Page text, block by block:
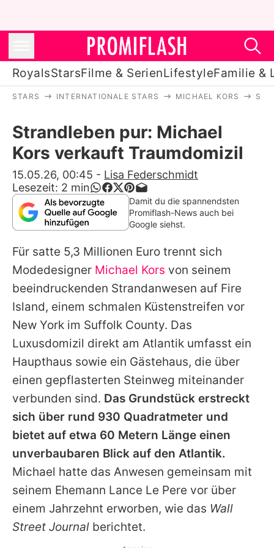
RoyalsStarsFilme & SerienLifestyleFamilie &
Stars
Filme & Serien
Lifestyle
Familie & Liebe
Alle Themen auf Promiflash
Jobs
App runterladen
Team
Redaktionelle Richtlinien
Impressum
Datenschutzerklärung
Nutzungsbedingungen
Utiq verwalten
STARS INTERNATIONALE STARS MICHAEL KORS
Strandleben pur: Michael
Kors verkauft Traumdomizil
15.05.26, 00:45 - Lisa Federschmidt
Lesezeit: 2 min
Damit du die spannendsten
Promiflash-News auch bei
Google siehst.
Für satte 5,3 Millionen Euro trennt sich
Modedesigner Michael Kors von seinem
beeindruckenden Strandanwesen auf Fire
Island, einem schmalen Küstenstreifen vor
New York im Suffolk County. Das
Luxusdomizil direkt am Atlantik umfasst ein
Haupthaus sowie ein Gästehaus, die über
einen gepflasterten Steinweg miteinander
verbunden sind. Das Grundstück erstreckt
sich über rund 930 Quadratmeter und
bietet auf etwa 60 Metern Länge einen
unverbaubaren Blick auf den Atlantik.
Michael hatte das Anwesen gemeinsam mit
seinem Ehemann Lance Le Pere vor über
einem Jahrzehnt erworben, wie das Wall
Street Journal berichtet.